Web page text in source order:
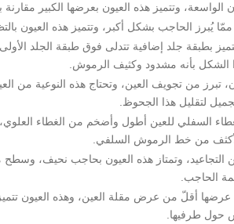
وتتميز هذه العيون بعرضها الكبير مقارنة
الحاجب بشكل أكبر، وتتميز هذه العيون
بطبقة جلد إضافية تتدلى فوق طبقة الجلد
الشكل بأنه مشدود وكثيف الرموش.
تبرز من تجويف العين، وتحتاج هذه النوعية من
لتقليل هذا الجحوظ.
السفلي للعين أطول وأضخم من الغطاء العلوي،
من خط الرموش السلفي.
وتمتاز هذه العيون بحاجب نحيف، وسطح
الحاجب.
عرضها أقلّ من عرض مقلة العين، وهذه العيون
حول طرفيها.